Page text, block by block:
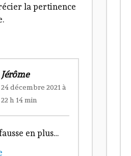
la pertinence
Jérôme
24 décembre 2021 à
22 h 14 min
en plus…